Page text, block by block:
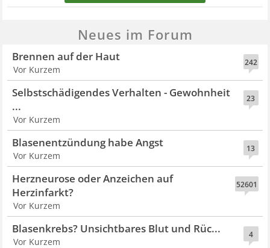
Neues im Forum
242
Brennen auf der Haut
Vor Kurzem
23
Selbstschädigendes Verhalten - Gewohnheit
...
Vor Kurzem
13
Blasenentzündung habe Angst
Vor Kurzem
52601
Herzneurose oder Anzeichen auf
Herzinfarkt?
Vor Kurzem
4
Blasenkrebs? Unsichtbares Blut und Rüc...
Vor Kurzem